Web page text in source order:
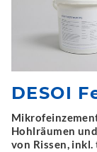
DESOI
Hohlräumen
von Rissen,